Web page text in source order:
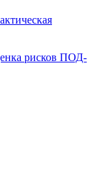
рисков ПОД-